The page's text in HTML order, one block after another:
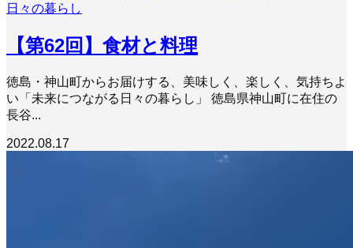
日々の暮らし
【第62回】食材と料理
徳島・神山町からお届けする、美味しく、楽しく、気持ちよ
い「未来につながる日々の暮らし」 徳島県神山町に在住の
長谷...
2022.08.17